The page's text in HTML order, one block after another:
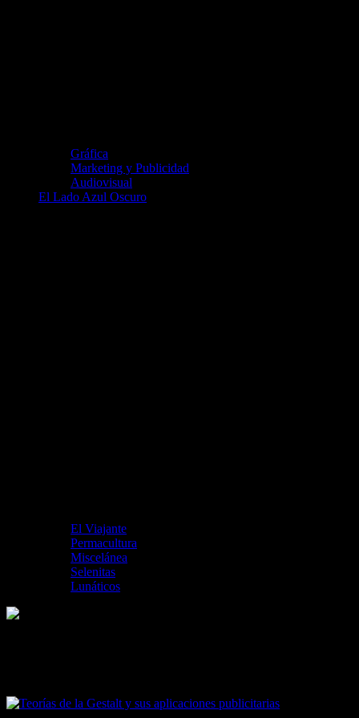
Gráfica
Marketing y Publicidad
Audiovisual
El Lado Azul Oscuro
El Viajante
Permacultura
Miscelánea
Selenitas
Lunáticos